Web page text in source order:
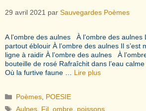
29 avril 2021 par Sauvegardes Poèmes
A l’ombre des aulnes À l’ombre des
partout éblouir À l’ombre des aulnes Il s’est
ligne à raidir À l’ombre des aulnes À
bouteille de rosé Rafraîchit dans l’eau
Où la furtive faune … Lire plus
Catégories
Poèmes POESIE
Étiquettes
Aulnes Fil ,ombre poissons